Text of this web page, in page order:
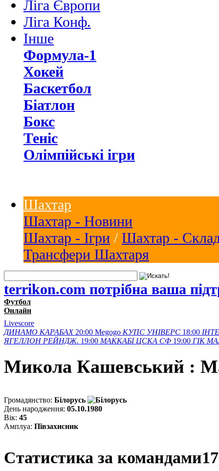
Ліга Європи
Ліга Конф.
Інше
Формула-1
Хокей
Баскетбол
Біатлон
Бокс
Теніс
Олімпійські ігри
Шахтар
Шахтар - Новини
Шахтар - Ігри / Шахтар -
Трансфери Шахтаря
terrikon.com потрібна ваша
Футбол
Онлайн
Livescore
ДИНАМО КАРАБАХ 20:00 Megogo КУПС УНІВЕРС 18:00
ЯГЕЛЛОН РЕЙНДЖ. 19:00 МАККАБІ ЦСКА СФ 19:00 ГІК
Микола Кашевський :
Громадянство: Білорусь
День народження: 05.10.1980
Вік: 45
Амплуа: Півзахисник
Статистика за командами